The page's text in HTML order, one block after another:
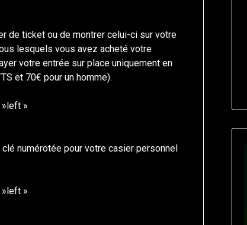
de ticket ou de montrer celui-ci sur votre
lesquels vous avez acheté votre
votre entrée sur place uniquement en
et 70€ pour un homme).
»
numérotée pour votre casier personnel
»